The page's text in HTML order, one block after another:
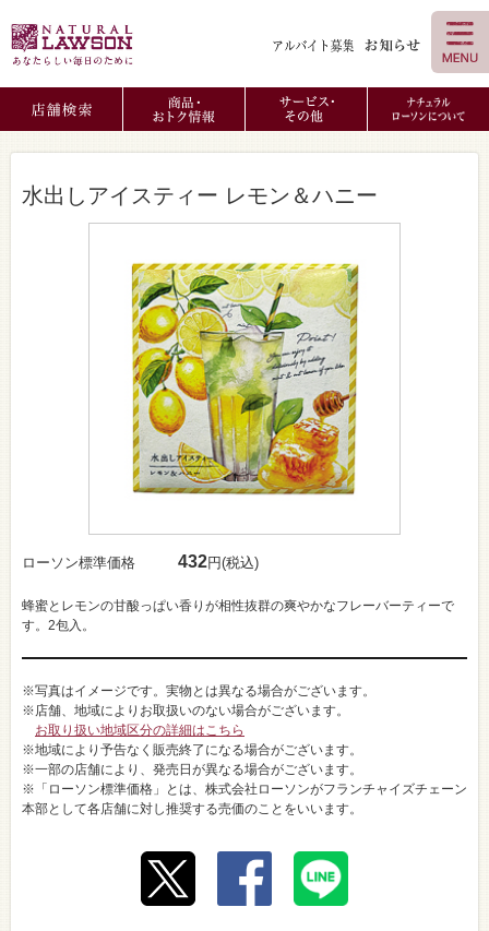
水出しアイスティー レモン＆ハニー
ローソン標準価格 432円(税込)
蜂蜜とレモンの甘酸っぱい香りが相性抜群の爽やかなフレーバーティーで
す。2包入。
※写真はイメージです。実物とは異なる場合がございます。
※店舗、地域によりお取扱いのない場合がございます。
お取り扱い地域区分の詳細はこちら
※地域により予告なく販売終了になる場合がございます。
※一部の店舗により、発売日が異なる場合がございます。
※「ローソン標準価格」とは、株式会社ローソンがフランチャイズチェーン
本部として各店舗に対し推奨する売価のことをいいます。